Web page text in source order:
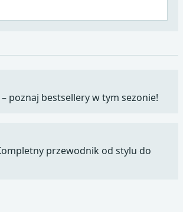
poznaj bestsellery w tym sezonie!
przewodnik od stylu do